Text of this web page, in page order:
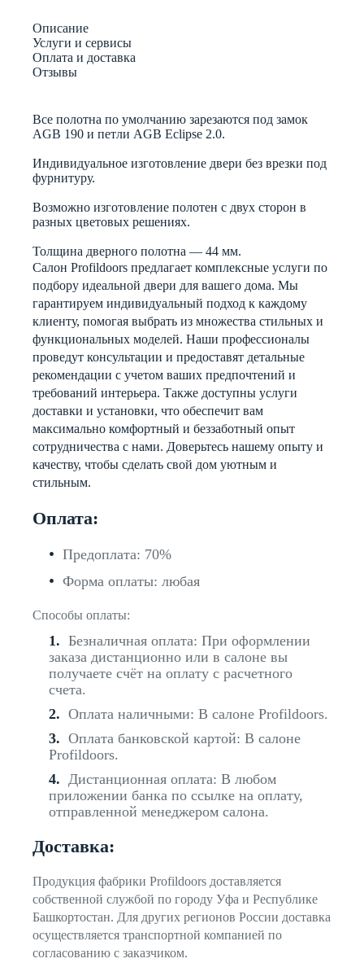
Описание
Услуги и сервисы
Оплата и доставка
Отзывы
Все полотна по умолчанию зарезаются под замок
AGB 190 и петли AGB Eclipse 2.0.
Индивидуальное изготовление двери без врезки под
фурнитуру.
Возможно изготовление полотен с двух сторон в
разных цветовых решениях.
Толщина дверного полотна — 44 мм.
Салон Profildoors предлагает комплексные услуги по
подбору идеальной двери для вашего дома. Мы
гарантируем индивидуальный подход к каждому
клиенту, помогая выбрать из множества стильных и
функциональных моделей. Наши профессионалы
проведут консультации и предоставят детальные
рекомендации с учетом ваших предпочтений и
требований интерьера. Также доступны услуги
доставки и установки, что обеспечит вам
максимально комфортный и беззаботный опыт
сотрудничества с нами. Доверьтесь нашему опыту и
качеству, чтобы сделать свой дом уютным и
стильным.
Оплата:
Предоплата: 70%
Форма оплаты: любая
Способы оплаты:
Безналичная оплата: При оформлении
заказа дистанционно или в салоне вы
получаете счёт на оплату с расчетного
счета.
Оплата наличными: В салоне Profildoors.
Оплата банковской картой: В салоне
Profildoors.
Дистанционная оплата: В любом
приложении банка по ссылке на оплату,
отправленной менеджером салона.
Доставка:
Продукция фабрики Profildoors доставляется
собственной службой по городу Уфа и Республике
Башкортостан. Для других регионов России доставка
осуществляется транспортной компанией по
согласованию с заказчиком.